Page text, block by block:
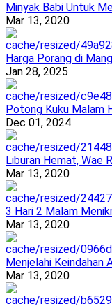
Minyak Babi Untuk
Mar 13, 2020
Harga Porang di
Jan 28, 2025
Potong Kuku Malam
Dec 01, 2024
Liburan Hemat, Wae
Mar 13, 2020
3 Hari 2 Malam
Mar 13, 2020
Menjelahi Keindahan
Mar 13, 2020